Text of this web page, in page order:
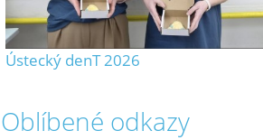
Ústecký denT 2026
Oblíbené odkazy